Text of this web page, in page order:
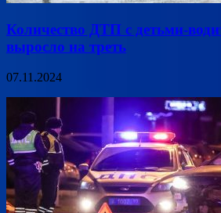
Количество ДТП с детьми-
выросло на треть
07.11.2024